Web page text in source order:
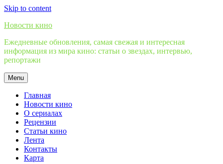
Skip to content
Новости кино
Ежедневные обновления, самая свежая и интересная
информация из мира кино: статьи о звездах, интервью,
репортажи
Menu
Главная
Новости кино
О сериалах
Рецензии
Статьи кино
Лента
Контакты
Карта